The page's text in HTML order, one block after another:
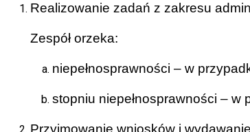
Realizowanie zadań z zakresu
Zespół orzeka:
niepełnosprawności – w
stopniu niepełnosprawności –
Przyjmowanie wniosków i